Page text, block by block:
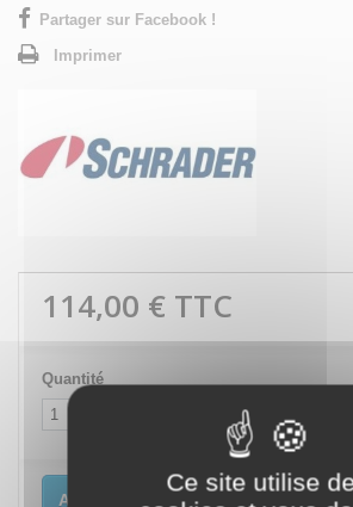
Ce site utilise
Partager sur Facebook !
Imprimer
114,00 € TTC
Quantité
Ajouter au panier